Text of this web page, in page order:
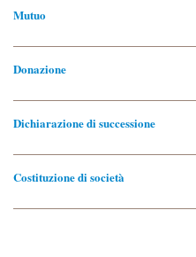
Mutuo
Donazione
Dichiarazione di successione
Costituzione di società